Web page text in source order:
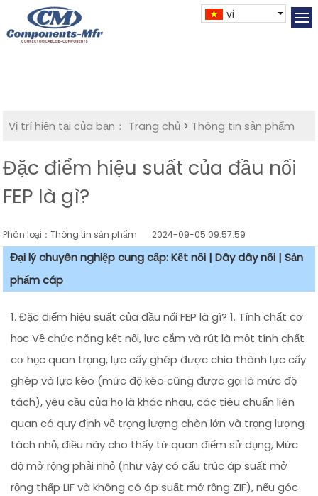
vi
Vị trí hiện tại của bạn： Trang chủ > Thông tin sản phẩm
Đặc điểm hiệu suất của đầu nối
FEP là gì?
Phân loại：Thông tin sản phẩm 2024-09-05 09:57:59
Đại lý chuyên nghiệp cung cấp: Kết nối | Dây dây nối | Sản
phẩm cáp
1. Đặc điểm hiệu suất của đầu nối FEP là gì? 1. Tính chất cơ
học Về chức năng kết nối, lực cắm và rút là một tính chất
cơ học quan trọng, lực cấy ghép được chia thành lực cấy
ghép và lực kéo (mức độ kéo cũng được gọi là mức độ
tách), yêu cầu của họ là khác nhau, các tiêu chuẩn liên
quan có quy định về trọng lượng chèn lớn và trọng lượng
tách nhỏ, điều này cho thấy từ quan điểm sử dụng, Mức
độ mở rộng phải nhỏ (như vậy có cấu trúc áp suất mở
rộng thấp LIF và không có áp suất mở rộng ZIF), nếu góc